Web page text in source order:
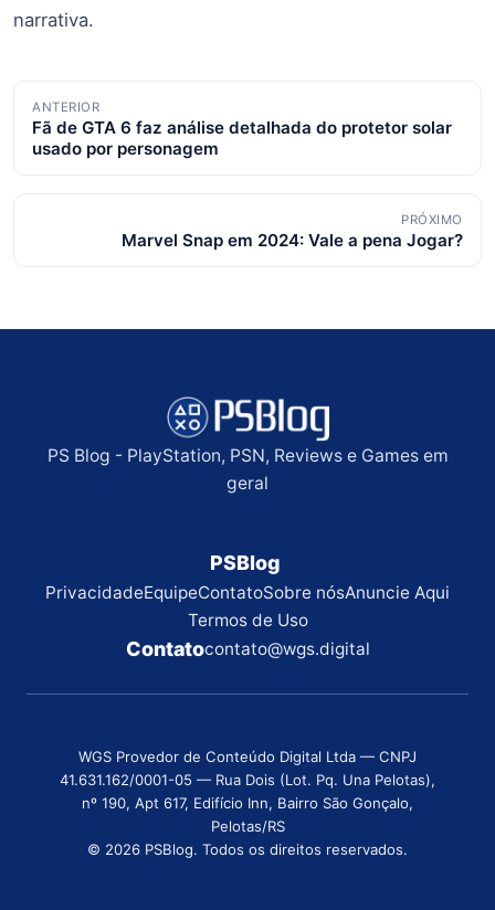
narrativa.
Navegação
de
posts
ANTERIOR
Fã de GTA 6 faz análise detalhada do protetor solar
usado por personagem
PRÓXIMO
Marvel Snap em 2024: Vale a pena Jogar?
PS Blog - PlayStation, PSN, Reviews e Games em
geral
PSBlog
PrivacidadeEquipeContatoSobre nósAnuncie Aqui
Termos de Uso
Contatocontato@wgs.digital
WGS Provedor de Conteúdo Digital Ltda — CNPJ
41.631.162/0001-05 — Rua Dois (Lot. Pq. Una Pelotas),
nº 190, Apt 617, Edifício Inn, Bairro São Gonçalo,
Pelotas/RS
© 2026 PSBlog. Todos os direitos reservados.